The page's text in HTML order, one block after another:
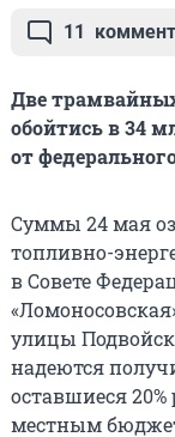
11
Две
обойтись в 34
от
Суммы 24 мая
топливно-
в Совете
улицы
надеются
оставшиеся
местным